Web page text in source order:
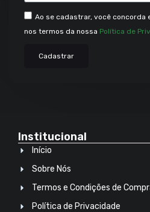
Ao se cadastrar, você concorda
nos termos da nossa Política de
Cadastrar
Institucional
Início
Sobre Nós
Termos e Condições de
Política de Privacidade